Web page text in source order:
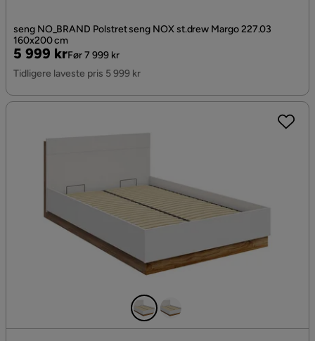
seng NO_BRAND Polstret seng NOX st.drew Margo 227.03
160x200 cm
Pris
5 999 kr
Original
Pris
Før 7 999 kr
Tidligere laveste pris 5 999 kr